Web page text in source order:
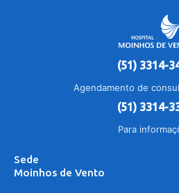
(51) 3314-
Agendamento de
(51) 3314-
Para
Sede
Moinhos de Vento